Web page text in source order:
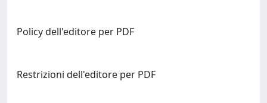
Policy dell'editore per PDF
Restrizioni dell'editore per PDF